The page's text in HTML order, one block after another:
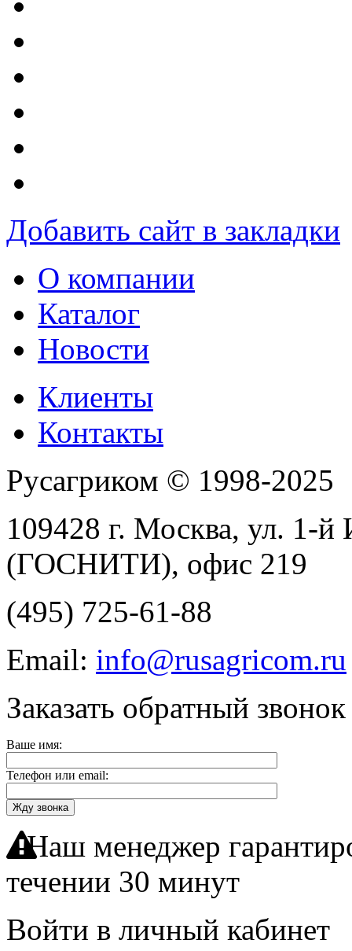
Добавить сайт в закладки
О компании
Каталог
Новости
Клиенты
Контакты
Русагриком © 1998-2025
109428 г. Москва, ул. 1-й
(ГОСНИТИ), офис 219
(495) 725-61-88
Email: info@rusagricom.ru
Заказать обратный звонок
Ваше имя:
Телефон или email:
Жду звонка
Наш менеджер
течении 30 минут
Войти в личный кабинет